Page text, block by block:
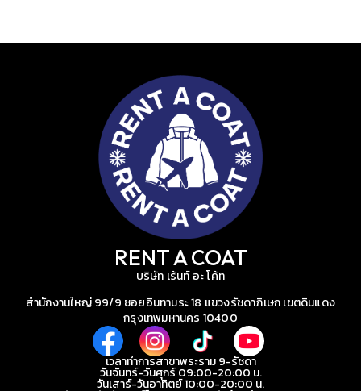
RENT A COAT
บริษัท เร้นท์ อะ โค้ท
สำนักงานใหญ่ 99/9 ซอยอินทามระ 18 แขวงรัชดาภิเษก เขตดินแดง
กรุงเทพมหานคร 10400
เวลาทำการสาขาพระราม 9-รัชดา
วันจันทร์-วันศุกร์ 09:00-20:00 น.
วันเสาร์-วันอาทิตย์ 10:00-20:00 น.